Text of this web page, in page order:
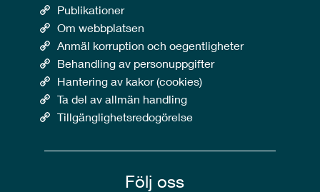
Publikationer
Om webbplatsen
Anmäl korruption och oegentligheter
Behandling av personuppgifter
Hantering av kakor (cookies)
Ta del av allmän handling
Tillgänglighetsredogörelse
Följ oss